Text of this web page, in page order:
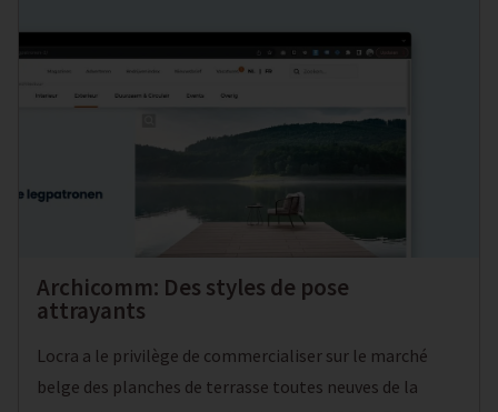
Archicomm: Des styles de pose
attrayants
Locra a le privilège de commercialiser sur le marché
belge des planches de terrasse toutes neuves de la